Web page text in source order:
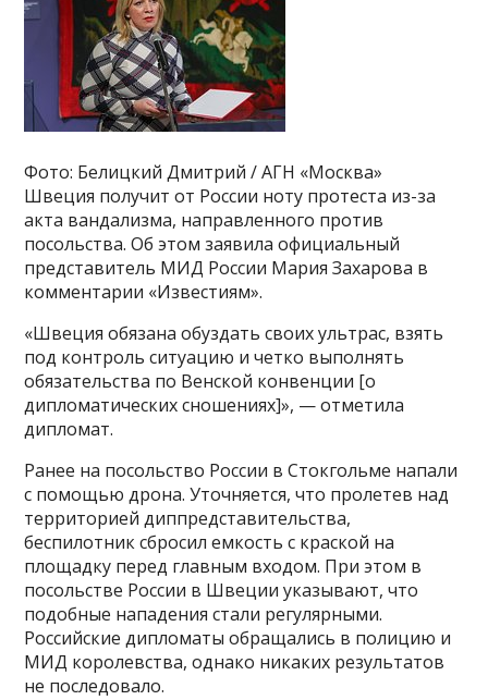
Фото: Белицкий Дмитрий / АГН «Москва»
Швеция получит от России ноту протеста из-за
акта вандализма, направленного против
посольства. Об этом заявила официальный
представитель МИД России Мария Захарова в
комментарии «Известиям».
«Швеция обязана обуздать своих ультрас, взять
под контроль ситуацию и четко выполнять
обязательства по Венской конвенции [о
дипломатических сношениях]», — отметила
дипломат.
Ранее на посольство России в Стокгольме напали
с помощью дрона. Уточняется, что пролетев над
территорией диппредставительства,
беспилотник сбросил емкость с краской на
площадку перед главным входом. При этом в
посольстве России в Швеции указывают, что
подобные нападения стали регулярными.
Российские дипломаты обращались в полицию и
МИД королевства, однако никаких результатов
не последовало.